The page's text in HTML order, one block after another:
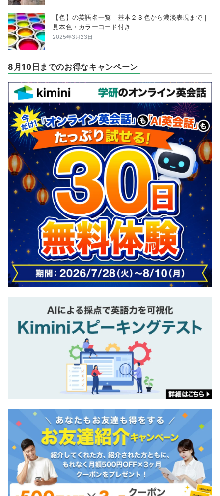
【色】の英語名一覧｜基本２３色から濃淡表現まで｜
見本色・カラーコード付き
2025年3月23日
8月10日までのお得なキャンペーン